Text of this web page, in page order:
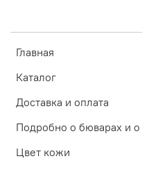
Главная
Каталог
Доставка и оплата
Подробно о бюварах и
Цвет кожи